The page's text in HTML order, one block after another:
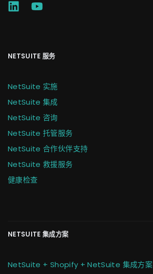
NETSUITE 服务
NetSuite 实施
NetSuite 集成
NetSuite 咨询
NetSuite 托管服务
NetSuite 合作伙伴支持
NetSuite 救援服务
健康检查
NETSUITE 集成方案
NetSuite + Shopify + NetSuite 集成方案